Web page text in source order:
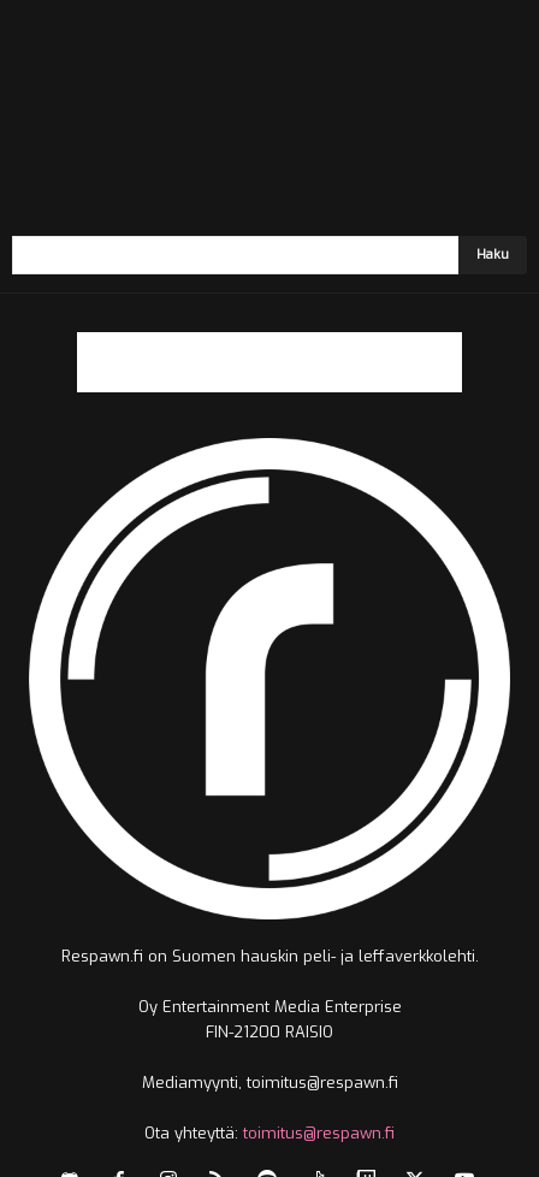
Respawn.fi on Suomen hauskin peli- ja leffaverkkolehti.
Oy Entertainment Media Enterprise
FIN-21200 RAISIO
Mediamyynti, toimitus@respawn.fi
Ota yhteyttä:toimitus@respawn.fi